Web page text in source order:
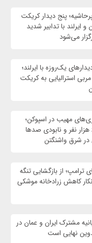
پنج دیدار کریکت
و ایرلند با تدابیر شدید
می‌شود
یک‌روزه با ایرلند؛
استرالیایی به کریکت
مهیب در اسپوکن؛
تخلیه ۶۰ هزار نفر و نابودی صدها
در شرق واشنگتن
ترامپ؛ از بازگشایی تنگه
کاهش زرادخانه موشکی
مشترک ایران و عمان در
نهایی است